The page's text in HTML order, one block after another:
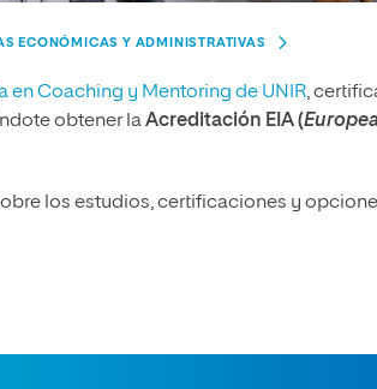
ECONÓMICAS Y ADMINISTRATIVAS
en Coaching y Mentoring de UNIR,
obtener laAcreditación EIA (
los estudios, certificaciones y